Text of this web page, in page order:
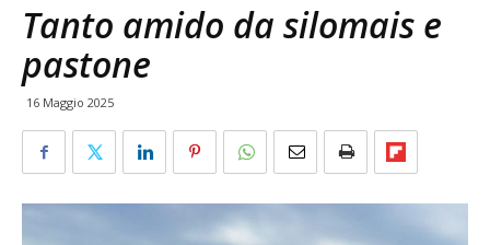
Tanto amido da silomais e
pastone
16 Maggio 2025